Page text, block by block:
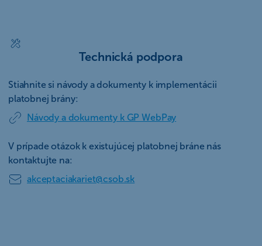
Technická podpora
Stiahnite si návody a dokumenty k implementácii
platobnej brány:
Návody a dokumenty k GP WebPay
V prípade otázok k existujúcej platobnej bráne nás
kontaktujte na:
akceptaciakariet@csob.sk